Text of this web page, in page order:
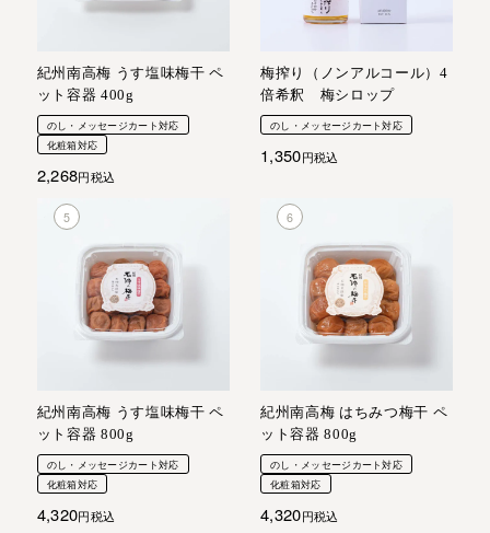
紀州南高梅 うす塩味梅干 ペ
ット容器 400g
のし・メッセージカート対応
化粧箱対応
2,268 税込
梅搾り（ノンアルコール）4
倍希釈 梅シロップ
のし・メッセージカート対応
1,350 税込
紀州南高梅 うす塩味梅干 ペ
ット容器 800g
のし・メッセージカート対応
化粧箱対応
4,320 税込
紀州南高梅 はちみつ梅干 ペ
ット容器 800g
のし・メッセージカート対応
化粧箱対応
4,320 税込